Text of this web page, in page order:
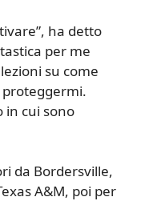
ha detto
per me
su come
in cui sono
da Bordersville,
A&M, poi per